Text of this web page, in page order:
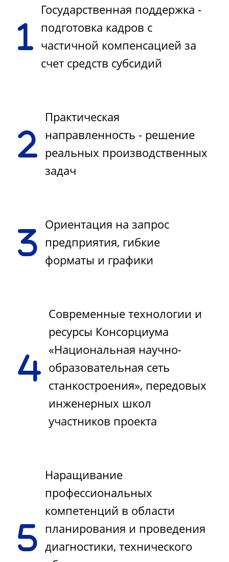
Государственная поддержка -
подготовка кадров с
частичной компенсацией за
счет средств субсидий
Практическая
направленность - решение
реальных производственных
задач
Ориентация на запрос
предприятия, гибкие
форматы и графики
Современные технологии и
ресурсы Консорциума
«Национальная научно-
образовательная сеть
станкостроения», передовых
инженерных школ
участников проекта
Наращивание
профессиональных
компетенций в области
планирования и проведения
диагностики, технического